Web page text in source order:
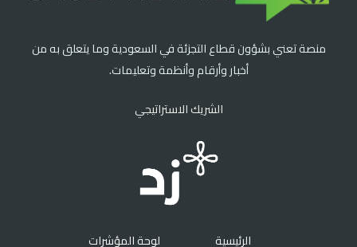
منصة تعني بشؤون قطاع التجزئة في السعودية وما يتعلق به من
أخبار وأرقام وأنظمة وتعليمات.
الشريك الاستراتيجي
الرئيسية لوحة المؤشرات